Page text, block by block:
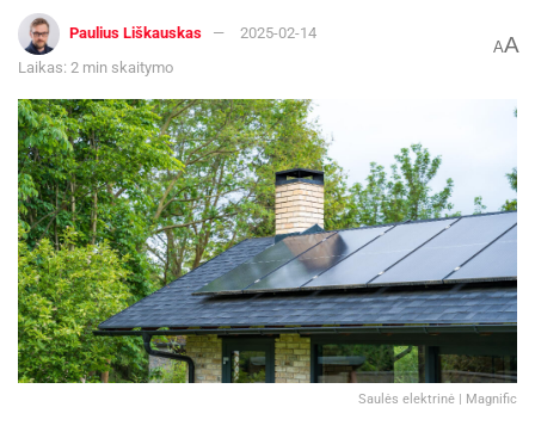
Paulius Liškauskas
2025-02-14
Laikas: 2 min skaitymo
AA
Saulės elektrinė | Magnific